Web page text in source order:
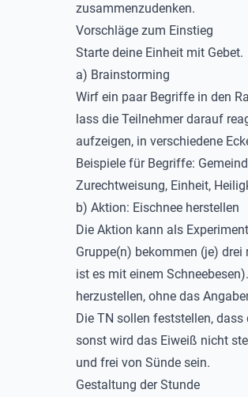
zusammenzudenken.
Vorschläge zum Einstieg
Starte deine Einheit mit Gebet.
a) Brainstorming
Wirf ein paar Begriffe in den
lass die Teilnehmer darauf
aufzeigen, in verschiedene
Beispiele für Begriffe:
Zurechtweisung, Einheit,
b) Aktion: Eischnee herstellen
Die Aktion kann als
Gruppe(n) bekommen (je) drei
ist es mit einem
herzustellen, ohne das
Die TN sollen feststellen,
sonst wird das Eiweiß nicht
und frei von Sünde sein.
Gestaltung der Stunde